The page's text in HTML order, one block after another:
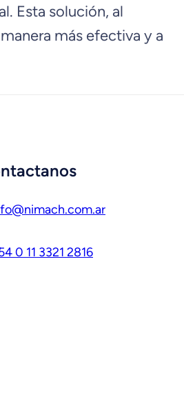
Esta solución, al
más efectiva y a
0 11 3321 2816